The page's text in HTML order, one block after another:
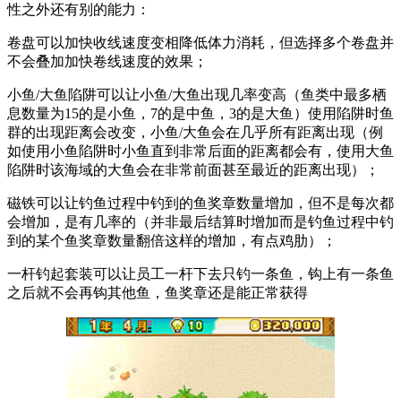
性之外还有别的能力：
卷盘可以加快收线速度变相降低体力消耗，但选择多个卷盘并
不会叠加加快卷线速度的效果；
小鱼/大鱼陷阱可以让小鱼/大鱼出现几率变高（鱼类中最多栖
息数量为15的是小鱼，7的是中鱼，3的是大鱼）使用陷阱时鱼
群的出现距离会改变，小鱼/大鱼会在几乎所有距离出现（例
如使用小鱼陷阱时小鱼直到非常后面的距离都会有，使用大鱼
陷阱时该海域的大鱼会在非常前面甚至最近的距离出现）；
磁铁可以让钓鱼过程中钓到的鱼奖章数量增加，但不是每次都
会增加，是有几率的（并非最后结算时增加而是钓鱼过程中钓
到的某个鱼奖章数量翻倍这样的增加，有点鸡肋）；
一杆钓起套装可以让员工一杆下去只钓一条鱼，钩上有一条鱼
之后就不会再钩其他鱼，鱼奖章还是能正常获得